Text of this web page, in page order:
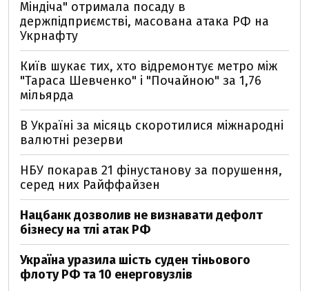
Міндіча" отримала посаду в
держпідприємстві, масована атака РФ на
Укрнафту
Київ шукає тих, хто відремонтує метро між
"Тараса Шевченко" і "Почайною" за 1,76
мільярда
В Україні за місяць скоротилися міжнародні
валютні резерви
НБУ покарав 21 фінустанову за порушення,
серед них Райффайзен
Нацбанк дозволив не визнавати дефолт
бізнесу на тлі атак РФ
Україна уразила шість суден тіньового
флоту РФ та 10 енерговузлів